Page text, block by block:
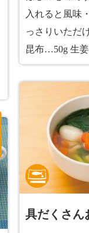
入れると風味
っさりいただ
昆布…50g 生
具だくさん